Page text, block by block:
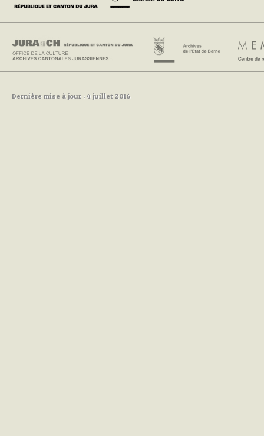
Z
Dernière mise à jour : 4 juillet 2016